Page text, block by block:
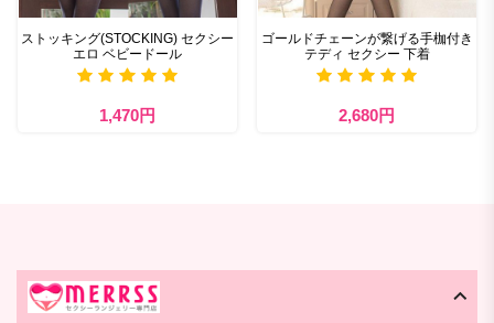
ストッキング(STOCKING) セクシー
エロ ベビードール
1,470円
ゴールドチェーンが繋げる手枷付き
テディ セクシー 下着​
2,680円